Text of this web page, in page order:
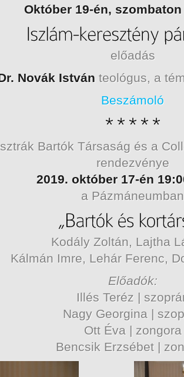
Október 19-én,
előadás
Novák István teológus, a
Beszámoló
Bartók Társaság és a
rendezvénye
2019. október 17-én
a Pázmáneumban
Kodály Zoltán, Lajtha
Kálmán Imre, Lehár Ferenc,
Előadók:
Illés Teréz |
Nagy Georgina |
Ott Éva | zongora
Bencsik Erzsébet |